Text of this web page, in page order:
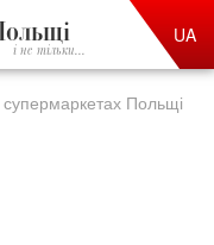
і не тільки...
UA
супермаркетах Польщі